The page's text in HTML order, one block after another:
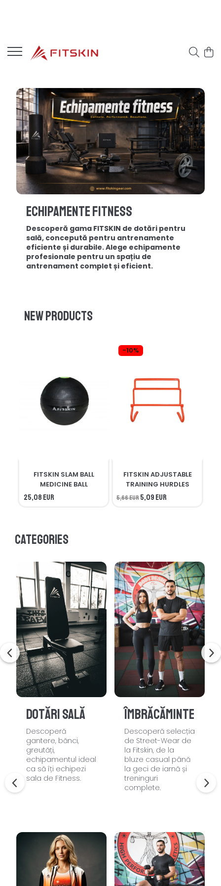
Echipamente Fitness
Descoperă gama FITSKIN de dotări pentru
sală, concepută pentru antrenamente
eficiente și durabile. Alege echipamente
profesionale pentru un spațiu de
antrenament complet și eficient.
New products
FITSKIN SLAM BALL
MEDICINE BALL
25,08 EUR
-10%
FITSKIN ADJUSTABLE
TRAINING HURDLES
5,66 EUR5,09 EUR
Categories
Dotări sală
Descoperă
gantere, bănci,
greutăți,
echipamentul ideal
ca să îți echipezi
sala de Fitness.
Îmbrăcăminte
Descoperă selecția
de Street-Wear de
la Fitskin, de la
bluze casual până
la geci de iarnă și
treninguri
complete.